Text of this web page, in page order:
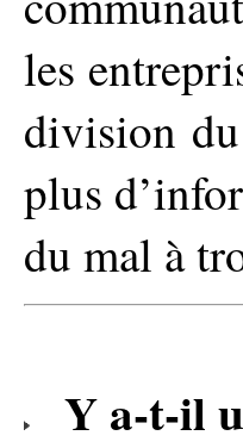
les
division
plus
du mal à
Y a-t-il